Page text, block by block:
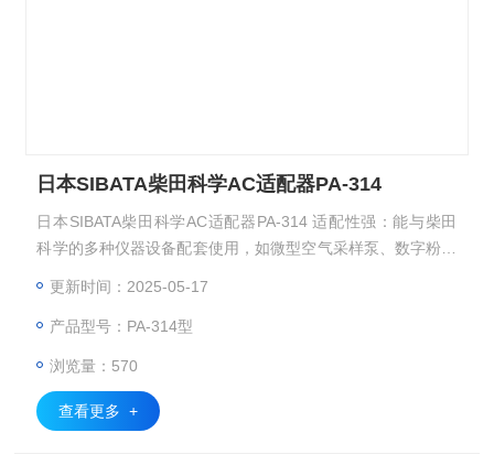
日本SIBATA柴田科学AC适配器PA-314
日本SIBATA柴田科学AC适配器PA-314 适配性强：能与柴田
科学的多种仪器设备配套使用，如微型空气采样泵、数字粉尘
更新时间：2025-05-17
产品型号：PA-314型
浏览量：570
查看更多 +